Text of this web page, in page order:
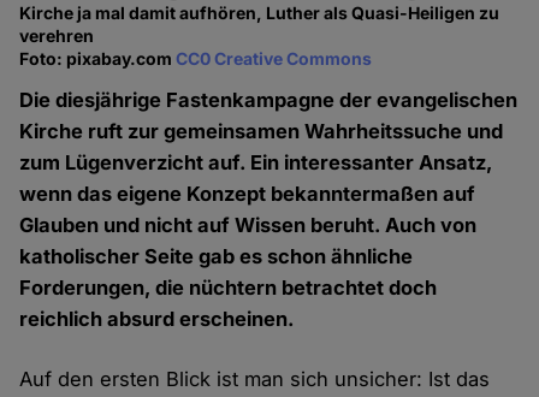
Kirche ja mal damit aufhören, Luther als Quasi-Heiligen zu
verehren
Foto: pixabay.comCC0 Creative Commons
Die diesjährige Fastenkampagne der evangelischen
Kirche ruft zur gemeinsamen Wahrheitssuche und
zum Lügenverzicht auf. Ein interessanter Ansatz,
wenn das eigene Konzept bekanntermaßen auf
Glauben und nicht auf Wissen beruht. Auch von
katholischer Seite gab es schon ähnliche
Forderungen, die nüchtern betrachtet doch
reichlich absurd erscheinen.
Auf den ersten Blick ist man sich unsicher: Ist das